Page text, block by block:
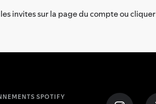
invites sur la page du compte ou cliquer
SPOTIFY